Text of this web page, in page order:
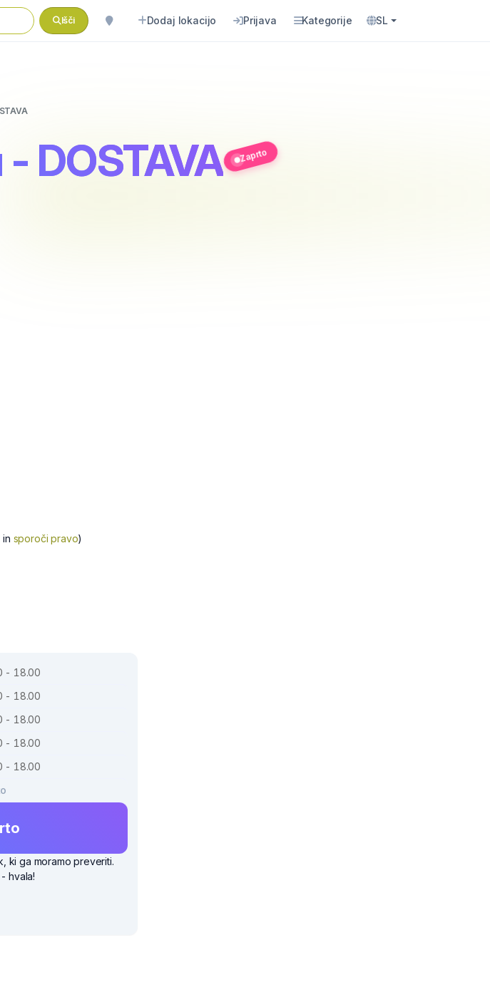
Išči Dodaj lokacijo Prijava Kategorije SL
DOSTAVA Zaprto
sporoči pravo)
- 18.00
- 18.00
- 18.00
- 18.00
- 18.00
ki ga moramo preveriti.
hvala!